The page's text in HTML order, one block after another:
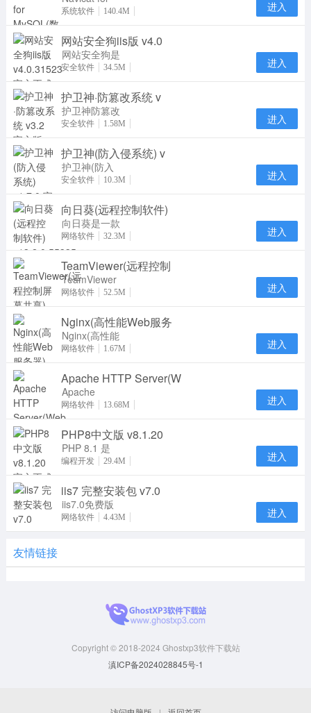
MySQL15是
MySQL数据
库研发推
系统软件 140.4M 进入
网站安全狗iis版 v4.0
网站安全狗是
一款集网站内
网站资源保护
及
安全软件 34.5M 进入
护卫神·防篡改系统 v
护卫神防篡改
系统是一款专
篡改的软件，
采用
安全软件 1.58M 进入
护卫神(防入侵系统) v
护卫神(防入
侵系统)官方
器安全管理软
件，护
安全软件 10.3M 进入
向日葵(远程控制软件)
向日葵是一款
专业实用的远
程控制软件。
向日葵远程控
制
网络软件 32.3M 进入
TeamViewer(远程控制
TeamViewer
是一个在任何
代理的后台用
于远
网络软件 52.5M 进入
Nginx(高性能Web服务
Nginx(高性能
Web服务器)
下一个高性能
的 HT
网络软件 1.67M 进入
Apache HTTP Server(W
Apache
HTTP Server
通俗地称为
Apache，是
一个开放源码
网络软件 13.68M 进入
PHP8中文版 v8.1.20
PHP 8.1 是
PHP 语言的
新。它包含了
许多
编程开发 29.4M 进入
iis7 完整安装包 v7.0
iis7.0免费版
是微软Web
网络软件 4.43M 进入
友情链接
Copyright © 2018-2024 Ghostxp3软件下载站
滇ICP备2024028845号-1